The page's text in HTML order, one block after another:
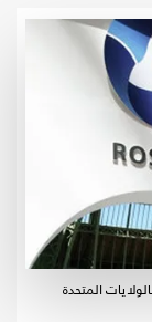
المتحدة